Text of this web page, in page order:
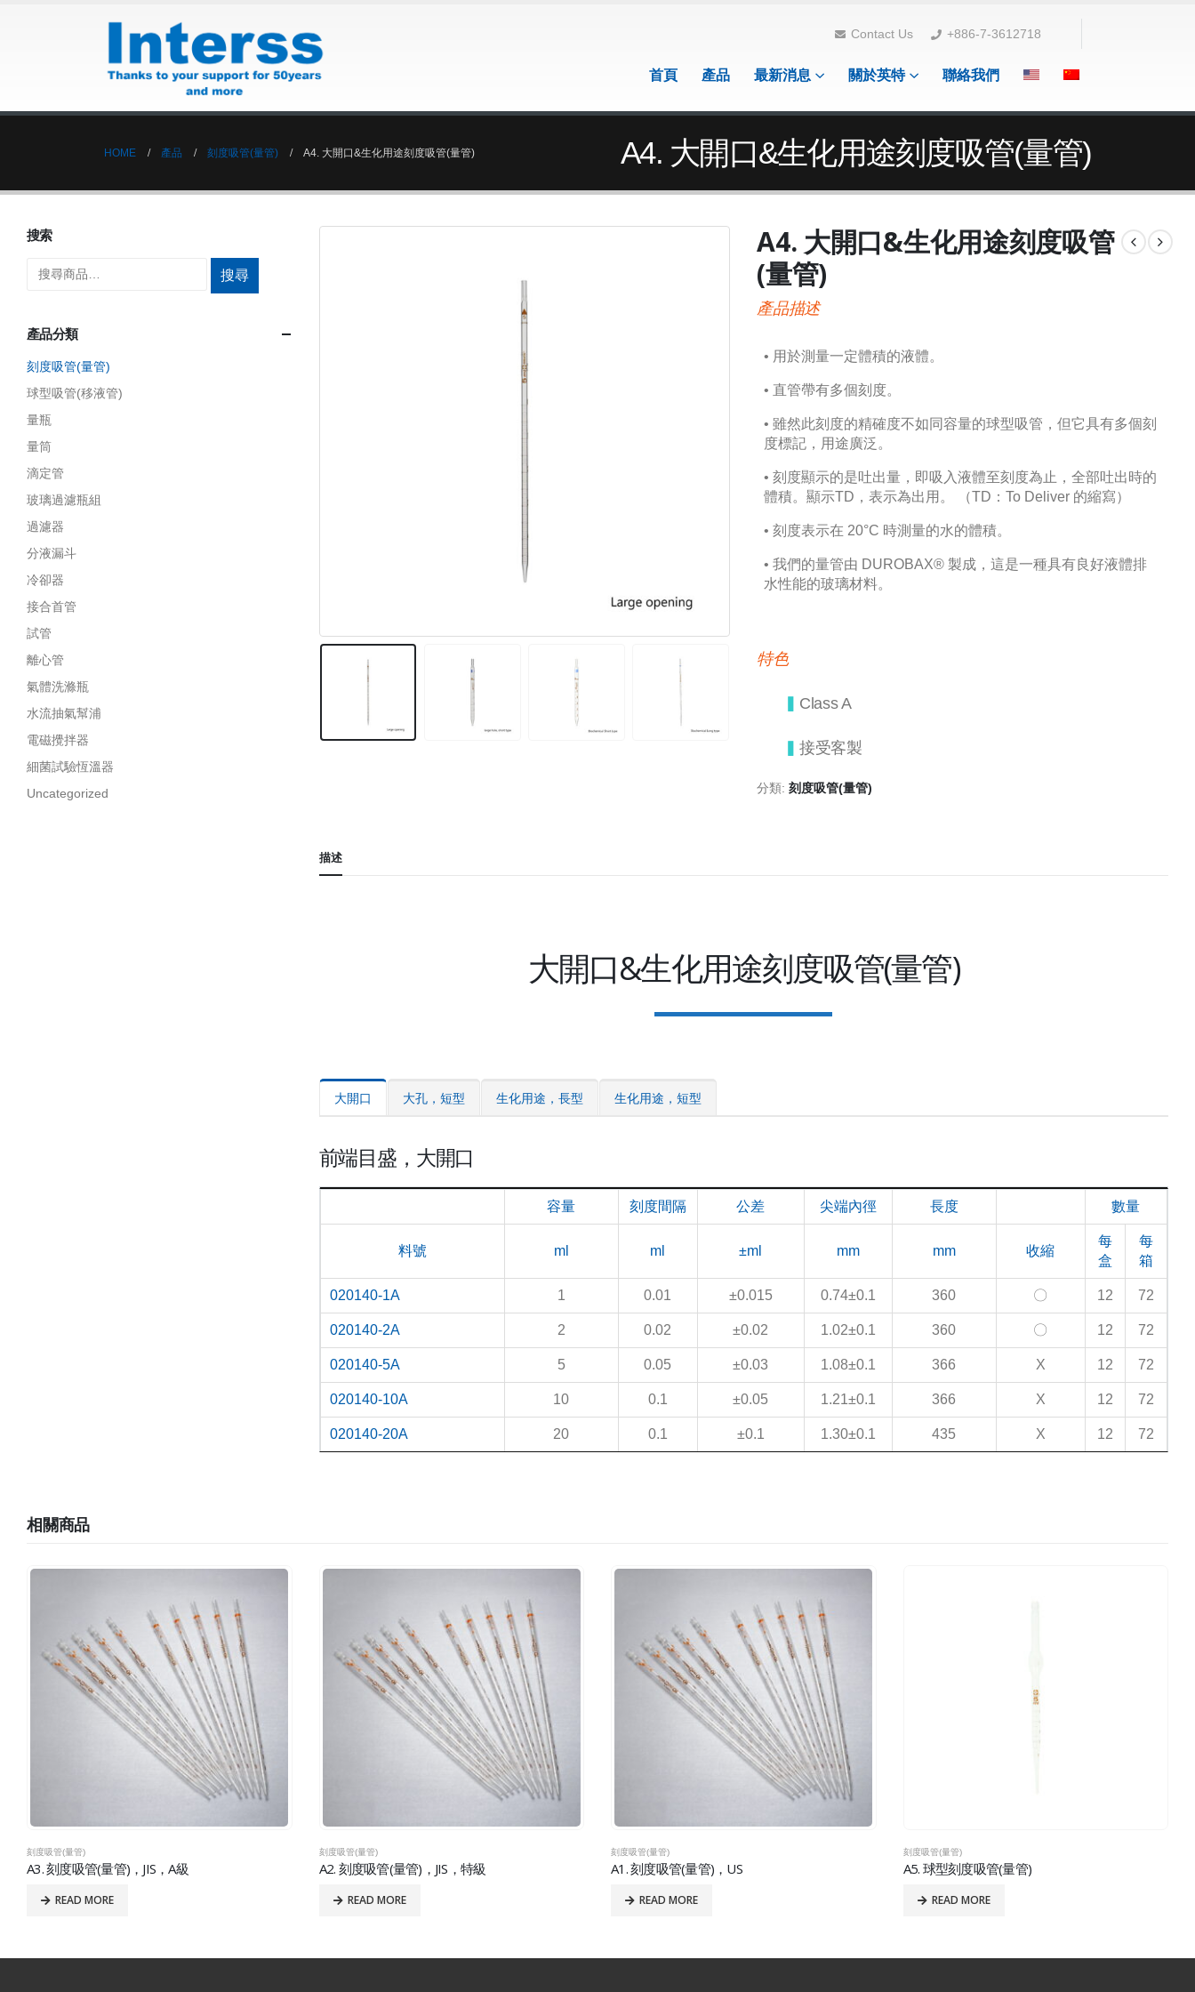
Contact Us +886-7-3612718
首頁 產品 最新消息 關於英特 聯絡我們
HOME 產品 刻度吸管(量管) A4. 大開口&生化用途刻度吸管(量管) A4. 大開口&生化用途刻度吸管(量管)
A4. 大開口&生化用途刻度吸管
(量管)
產品描述
• 用於測量一定體積的液體。
• 直管帶有多個刻度。
• 雖然此刻度的精確度不如同容量的球型吸管，但它具有多個刻
度標記，用途廣泛。
• 刻度顯示的是吐出量，即吸入液體至刻度為止，全部吐出時的
體積。顯示TD，表示為出用。 （TD：To Deliver 的縮寫）
• 刻度表示在 20°C 時測量的水的體積。
• 我們的量管由 DUROBAX® 製成，這是一種具有良好液體排
水性能的玻璃材料。
特色
▍ Class A
▍ 接受客製
分類:刻度吸管(量管)
描述
大開口&生化用途刻度吸管(量管)
大開口 大孔，短型 生化用途，長型 生化用途，短型
前端目盛，大開口
容量 刻度間隔 公差 尖端內徑 長度 數量
料號 ml ml ±ml mm mm 收縮
每
盒
每
箱
020140-1A 1 0.01 ±0.015 0.74±0.1 360 〇 12 72
020140-2A 2 0.02 ±0.02 1.02±0.1 360 〇 12 72
020140-5A 5 0.05 ±0.03 1.08±0.1 366 X 12 72
020140-10A 10 0.1 ±0.05 1.21±0.1 366 X 12 72
020140-20A 20 0.1 ±0.1 1.30±0.1 435 X 12 72
搜索
搜尋
產品分類
刻度吸管(量管)
球型吸管(移液管)
量瓶
量筒
滴定管
玻璃過濾瓶組
過濾器
分液漏斗
冷卻器
接合首管
試管
離心管
氣體洗滌瓶
水流抽氣幫浦
電磁攪拌器
細菌試驗恆溫器
Uncategorized
相關商品
刻度吸管(量管)
A3. 刻度吸管(量管)，JIS，A級
READ MORE
刻度吸管(量管)
A2. 刻度吸管(量管)，JIS，特級
READ MORE
刻度吸管(量管)
A1. 刻度吸管(量管)，US
READ MORE
刻度吸管(量管)
A5. 球型刻度吸管(量管)
READ MORE